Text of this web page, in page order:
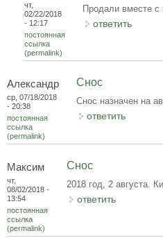
чт,
02/22/2018
- 12:17
постоянная
ссылка
(permalink)
Продали вместе с
ответить
Александр
ср, 07/18/2018
- 20:38
постоянная
ссылка
(permalink)
Снос
Снос назначен на
ответить
Максим
чт,
08/02/2018 -
13:54
постоянная
ссылка
(permalink)
Снос
2018 год, 2 августа.
ответить